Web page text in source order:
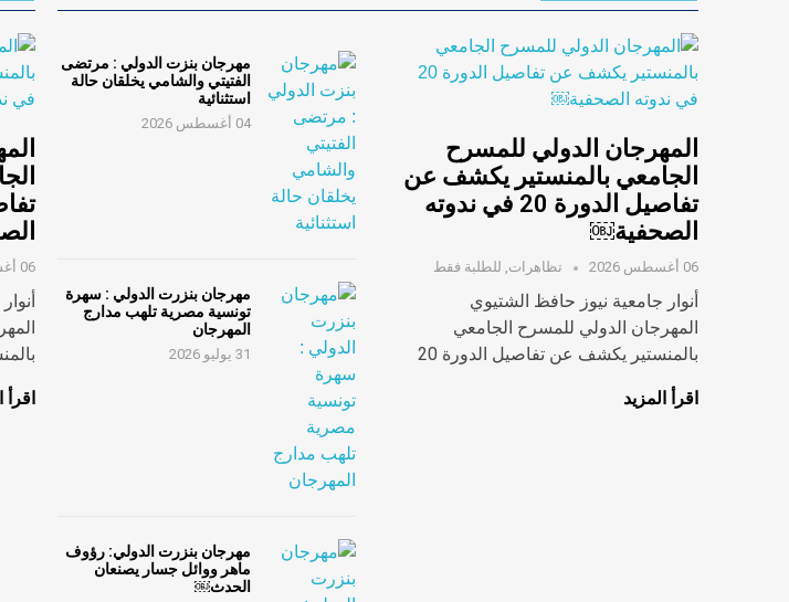
المهرجان الدولي للمسرح
الجامعي بالمنستير يكشف عن
تفاصيل الدورة 20 في ندوته
الصحفية￼
06 أغسطس 2026 تظاهرات, للطلبة فقط
أنوار جامعية نيوز حافظ الشتيوي
المهرجان الدولي للمسرح الجامعي
بالمنستير يكشف عن تفاصيل الدورة 20
اقرأ المزيد
مهرجان بنزت الدولي : مرتضى
الفتيتي والشامي يخلقان حالة
استثنائية
04 أغسطس 2026
مهرجان بنزرت الدولي : سهرة
تونسية مصرية تلهب مدارج
المهرجان
31 يوليو 2026
مهرجان بنزرت الدولي: رؤوف
ماهر ووائل جسار يصنعان
الحدث￼
06 أغسطس 2026
اقرأ